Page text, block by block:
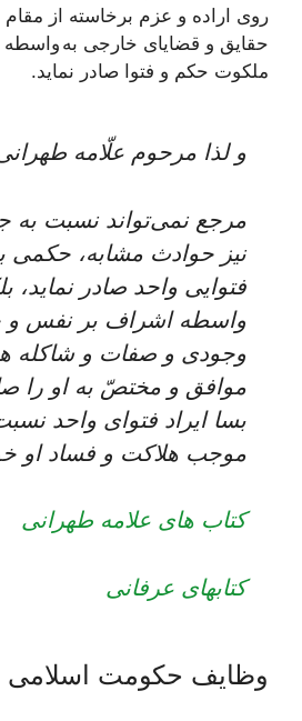
روى اراده و عزم برخاسته از
حقايق و قضاياى خارجى به واسطه
ملكوت حكم و فتوا صادر نمايد.
و لذا مرحوم علّامه
مرجع نمی‌تواند نسبت به
نيز حوادث مشابه، حكمى
فتوايى واحد صادر نمايد،
واسطه اشراف بر نفس
وجودى و صفات و شاكله
موافق و مختصّ به او را
بسا ايراد فتواى واحد
موجب هلاكت و فساد او
کتاب های علامه طهرانی
کتابهای عرفانی
وظایف حکومت اسلامی